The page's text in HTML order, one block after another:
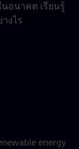
อนาคต เรียนรู้
งไร
energy